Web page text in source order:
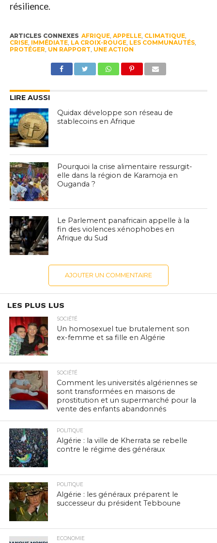
résilience.
ARTICLES CONNEXES AFRIQUE, APPELLE, CLIMATIQUE,
CRISE, IMMÉDIATE, LA CROIX-ROUGE, LES COMMUNAUTÉS,
PROTÉGER UN RAPPORT UNE ACTION
LIRE AUSSI
Quidax développe son réseau de
stablecoins en Afrique
Pourquoi la crise alimentaire ressurgit-
elle dans la région de Karamoja en
Ouganda ?
Le Parlement panafricain appelle à la
fin des violences xénophobes en
Afrique du Sud
AJOUTER UN COMMENTAIRE
LES PLUS LUS
SOCIÉTÉ
Un homosexuel tue brutalement son
ex-femme et sa fille en Algérie
SOCIÉTÉ
Comment les universités algériennes se
sont transformées en maisons de
prostitution et un supermarché pour la
vente des enfants abandonnés
POLITIQUE
Algérie : la ville de Kherrata se rebelle
contre le régime des généraux
POLITIQUE
Algérie : les généraux préparent le
successeur du président Tebboune
ECONOMIE